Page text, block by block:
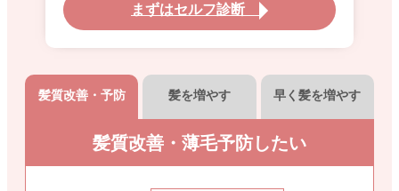
まずはセルフ診断
髪質改善・予防 髪を増やす 早く髪を増やす
髪質改善・薄毛予防したい